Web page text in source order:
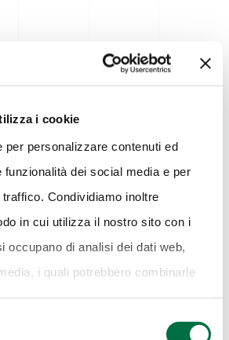
i cookie
per personalizzare contenuti ed
funzionalità dei social media e per
Condividiamo inoltre
in cui utilizza il nostro sito con i
occupano di analisi dei dati web,
i quali potrebbero combinarle
che ha fornito loro o che hanno
Cookie Policy.
2021
viale delle esposizioni 393/a